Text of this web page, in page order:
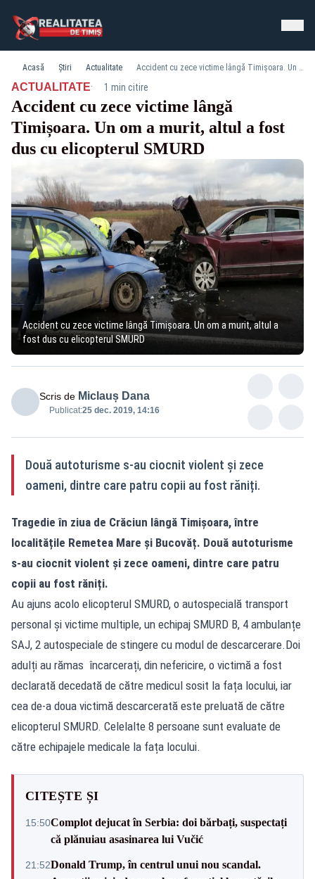
Acasă Știri Actualitate Accident cu zece victime lângă Timișoara. Un om a murit, altul a fost dus cu elicopterul SMURD
ACTUALITATE· 1 min citire
Accident cu zece victime lângă
Timișoara. Un om a murit, altul a fost
dus cu elicopterul SMURD
Accident cu zece victime lângă Timișoara. Un om a murit, altul a
fost dus cu elicopterul SMURD
Scris de Miclauș Dana
Publicat:25 dec. 2019, 14:16
Două autoturisme s-au ciocnit violent și zece
oameni, dintre care patru copii au fost răniți.
Tragedie în ziua de Crăciun lângă Timișoara, între
localitățile Remetea Mare și Bucovăț. Două autoturisme
s-au ciocnit violent și zece oameni, dintre care patru
copii au fost răniți.
Au ajuns acolo elicopterul SMURD, o autospecială transport
personal și victime multiple, un echipaj SMURD B, 4 ambulanțe
SAJ, 2 autospeciale de stingere cu modul de descarcerare.Doi
adulți au rămas încarcerați, din nefericire, o victimă a fost
declarată decedată de către medicul sosit la fața locului, iar
cea de-a doua victimă descarcerată este preluată de către
elicopterul SMURD. Celelalte 8 persoane sunt evaluate de
către echipajele medicale la fața locului.
CITEȘTE ȘI
15:50Complot dejucat în Serbia: doi bărbați, suspectați
că plănuiau asasinarea lui Vučić
21:52Donald Trump, în centrul unui nou scandal.